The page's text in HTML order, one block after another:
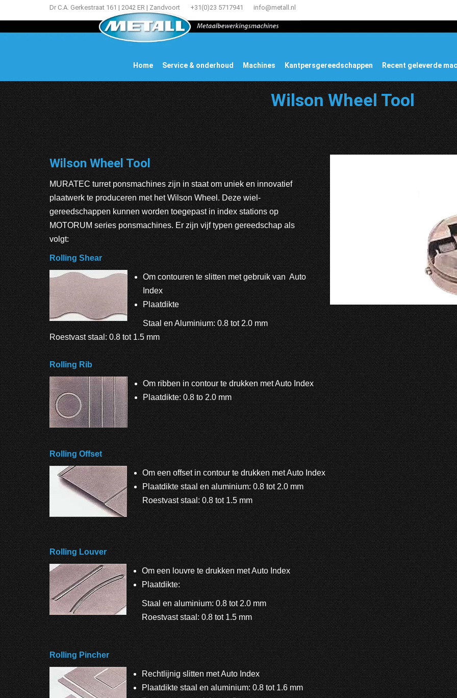
Dr C.A. Gerkestraat 161 | 2042 ER | Zandvoort +31(0)23 5717941 info@metall.nl
Home Service & onderhoud Machines Kantpersgereedschappen Recent geleverde
Wilson Wheel Tool
Wilson Wheel Tool
MURATEC turret ponsmachines zijn in staat om uniek en innovatief
plaatwerk te produceren met het Wilson Wheel. Deze wiel-
gereedschappen kunnen worden toegepast in index stations op
MOTORUM series ponsmachines. Er zijn vijf typen gereedschap als
volgt:
Rolling Shear
Om contouren te slitten met gebruik van Auto
Index
Plaatdikte
Staal en Aluminium: 0.8 tot 2.0 mm
Roestvast staal: 0.8 tot 1.5 mm
Rolling Rib
Om ribben in contour te drukken met Auto Index
Plaatdikte: 0.8 to 2.0 mm
Rolling Offset
Om een offset in contour te drukken met Auto Index
Plaatdikte staal en aluminium: 0.8 tot 2.0 mm
Roestvast staal: 0.8 tot 1.5 mm
Rolling Louver
Om een louvre te drukken met Auto Index
Plaatdikte:
Staal en aluminium: 0.8 tot 2.0 mm
Roestvast staal: 0.8 tot 1.5 mm
Rolling Pincher
Rechtlijnig slitten met Auto Index
Plaatdikte staal en aluminium: 0.8 tot 1.6 mm